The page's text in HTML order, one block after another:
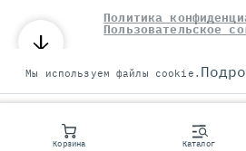
Корзина Каталог
Политика
Пользовательское
©СЕРВЕР МОЛЛ,
Мы используем файлы cookie.